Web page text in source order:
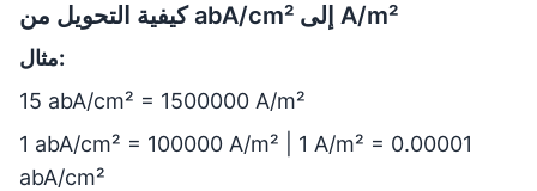
كيفية التحويل من abA/cm² إلى A/m²
مثال:
15 abA/cm² = 1500000 A/m²
1 abA/cm² = 100000 A/m² | 1 A/m² = 0.00001
abA/cm²